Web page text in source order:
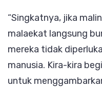
“Singkatnya, jika
malaekat langsung
mereka tidak
manusia. Kira-kira
untuk